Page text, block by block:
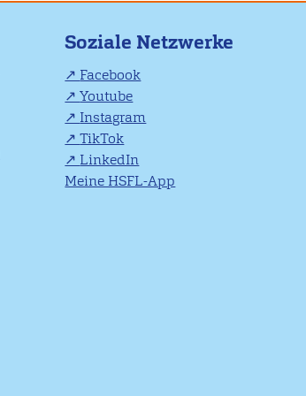
Soziale Netzwerke
Facebook
Youtube
Instagram
TikTok
LinkedIn
Meine HSFL-App